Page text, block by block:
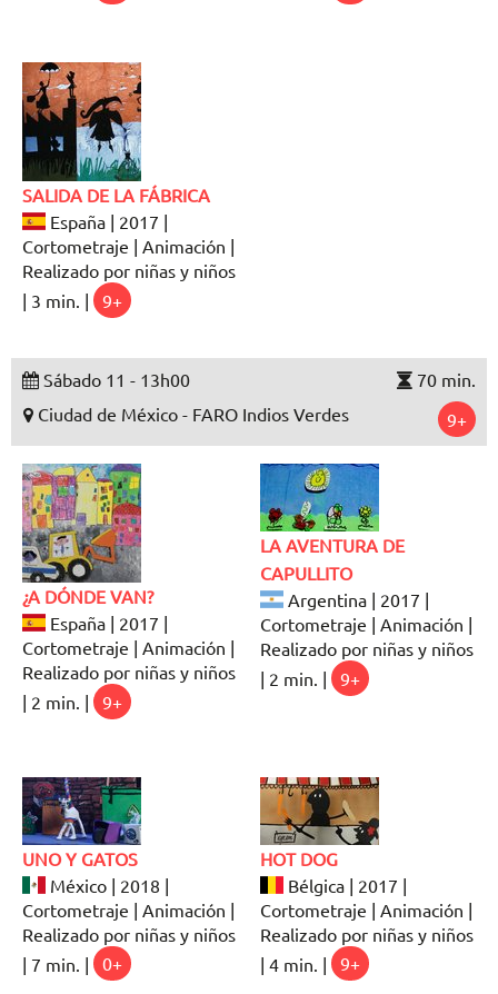
SALIDA DE LA FÁBRICA
España | 2017 |
Cortometraje | Animación |
Realizado por niñas y niños
| 3 min. |
9+
Sábado 11 - 13h00
70 min.
Ciudad de México - FARO Indios Verdes
9+
¿A DÓNDE VAN?
España | 2017 |
Cortometraje | Animación |
Realizado por niñas y niños
| 2 min. |
9+
LA AVENTURA DE
CAPULLITO
Argentina | 2017 |
Cortometraje | Animación |
Realizado por niñas y niños
| 2 min. |
9+
UNO Y GATOS
México | 2018 |
Cortometraje | Animación |
Realizado por niñas y niños
| 7 min. |
0+
HOT DOG
Bélgica | 2017 |
Cortometraje | Animación |
Realizado por niñas y niños
| 4 min. |
9+